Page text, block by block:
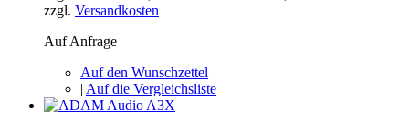
zzgl. Versandkosten
Auf Anfrage
Auf den Wunschzettel
| Auf die Vergleichsliste